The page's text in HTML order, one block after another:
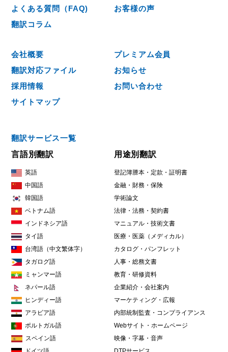
翻訳サービス一覧
言語別翻訳
英語
中国語
韓国語
ベトナム語
インドネシア語
タイ語
台湾語（中文繁体字）
タガログ語
ミャンマー語
ネパール語
ヒンディー語
アラビア語
ポルトガル語
スペイン語
用途別翻訳
登記簿謄本・定款・証明書
金融・財務・保険
学術論文
法律・法務・契約書
マニュアル・技術文書
医療・医薬（メディカル）
カタログ・パンフレット
人事・総務文書
教育・研修資料
企業紹介・会社案内
マーケティング・広報
内部統制監査・コンプライアンス
Webサイト・ホームページ
映像・字幕・音声
よくある質問（FAQ)
お客様の声
翻訳コラム
会社概要
プレミアム会員
翻訳対応ファイル
お知らせ
採用情報
お問い合わせ
サイトマップ